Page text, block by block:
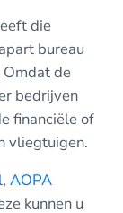
die
bureau
Omdat de
bedrijven
financiële of
vliegtuigen.
, AOPA
kunnen u